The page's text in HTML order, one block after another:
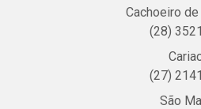
Cachoeiro
(28)
(27)
São